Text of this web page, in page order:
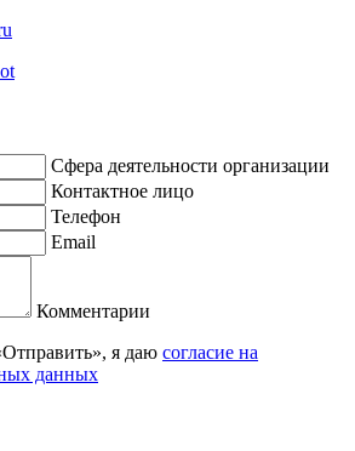
Сфера деятельности организации
Контактное лицо
Телефон
Email
Комментарии
я даю согласие на
данных